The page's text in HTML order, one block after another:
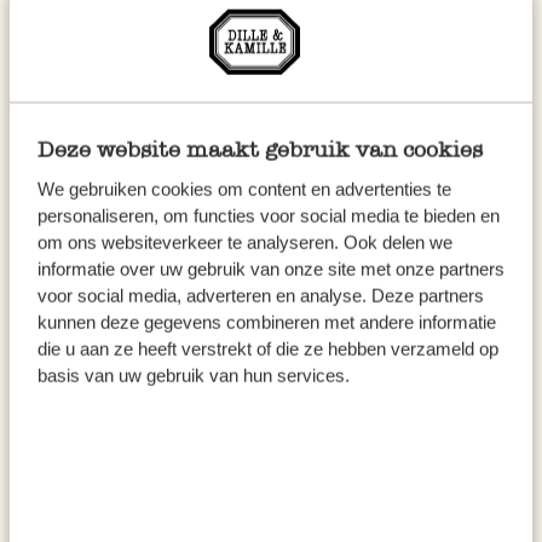
Deze website maakt gebruik van cookies
We gebruiken cookies om content en advertenties te
personaliseren, om functies voor social media te bieden en
om ons websiteverkeer te analyseren. Ook delen we
informatie over uw gebruik van onze site met onze partners
voor social media, adverteren en analyse. Deze partners
kunnen deze gegevens combineren met andere informatie
die u aan ze heeft verstrekt of die ze hebben verzameld op
basis van uw gebruik van hun services.
€ 6,95